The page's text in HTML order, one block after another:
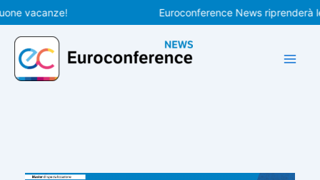
Vai
al
contenuto
Euroconference News riprenderà le